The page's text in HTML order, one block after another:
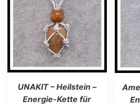
UNAKIT – Heilstein –
Energie-Kette für